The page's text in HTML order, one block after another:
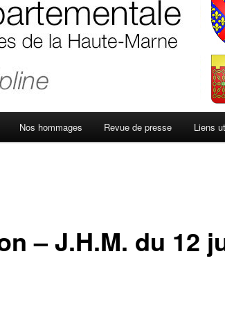
Nos hommages Revue de presse Liens
– J.H.M. du 12